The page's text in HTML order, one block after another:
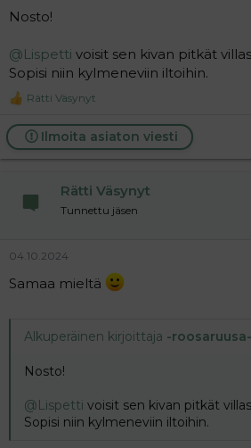
Nosto!
@Lispetti voisit sen kivan pitkät
Sopisi niin kylmeneviin iltoihin.
R
a
c
t
Rätti Väsynyt
Ilmoita asiaton viesti
Rätti Väsynyt
Tunnettu jäsen
04.10.2024
Samaa mieltä
Alkuperäinen kirjoittaja -roosaruusa-
Nosto!
@Lispetti voisit sen kivan pitkät
Sopisi niin kylmeneviin iltoihin.